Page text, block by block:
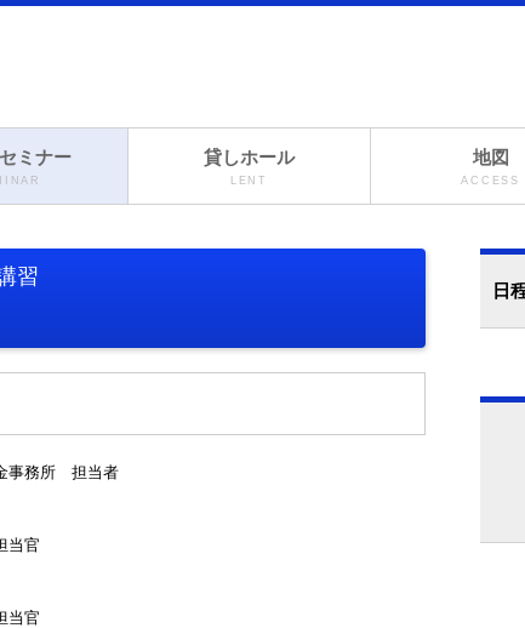
ミナー 貸しホール
LENT
地図
ACCESS
習
所 担当者
官
官
日